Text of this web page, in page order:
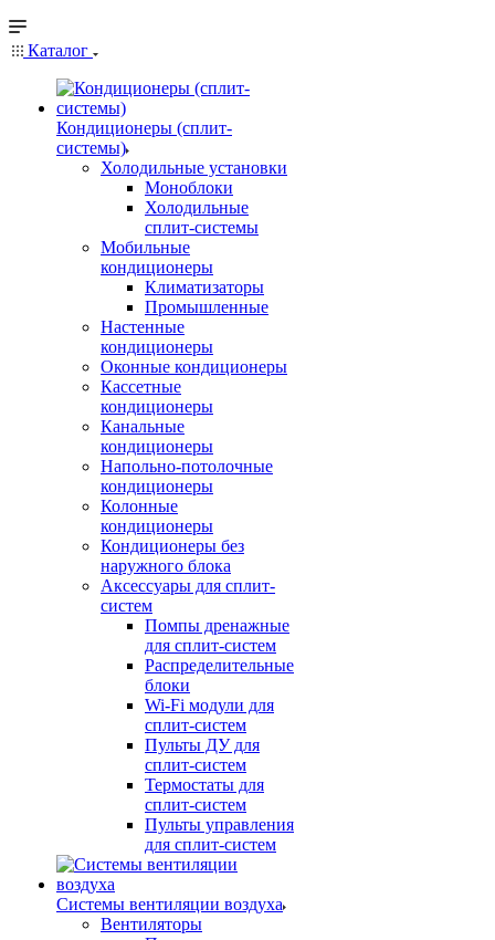
Каталог
Кондиционеры (сплит-
системы)
Холодильные установки
Моноблоки
Холодильные
сплит-системы
Мобильные
кондиционеры
Климатизаторы
Промышленные
Настенные
кондиционеры
Оконные кондиционеры
Кассетные
кондиционеры
Канальные
кондиционеры
Напольно-потолочные
кондиционеры
Колонные
кондиционеры
Кондиционеры без
наружного блока
Аксессуары для сплит-
систем
Помпы дренажные
для сплит-систем
Распределительные
блоки
Wi-Fi модули для
сплит-систем
Пульты ДУ для
сплит-систем
Термостаты для
сплит-систем
Пульты управления
для сплит-систем
Системы вентиляции воздуха
Вентиляторы